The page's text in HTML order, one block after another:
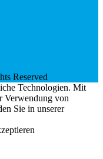
Reserved
Technologien. Mit
Verwendung von
Sie in unserer